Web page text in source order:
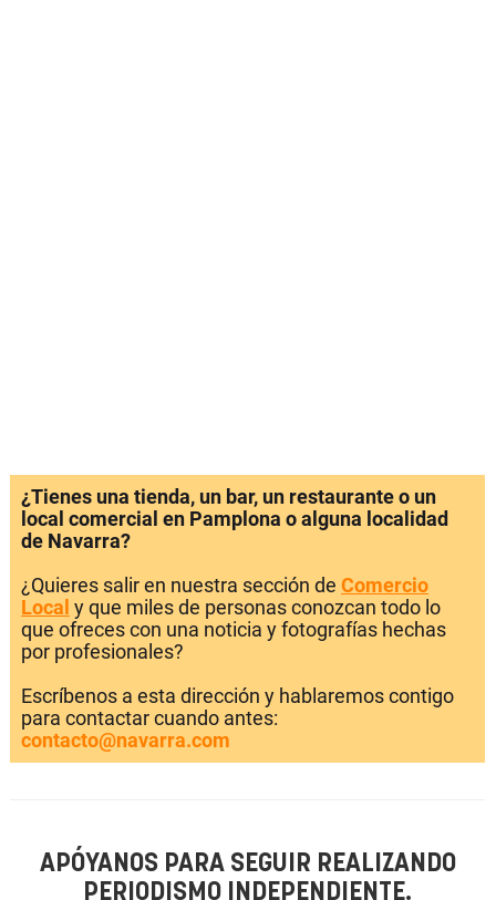
¿Tienes una tienda, un bar, un restaurante o un
local comercial en Pamplona o alguna localidad
de Navarra?
¿Quieres salir en nuestra sección de Comercio
Local y que miles de personas conozcan todo lo
que ofreces con una noticia y fotografías hechas
por profesionales?
Escríbenos a esta dirección y hablaremos contigo
para contactar cuando antes:
contacto@navarra.com
APÓYANOS PARA SEGUIR REALIZANDO
PERIODISMO INDEPENDIENTE.